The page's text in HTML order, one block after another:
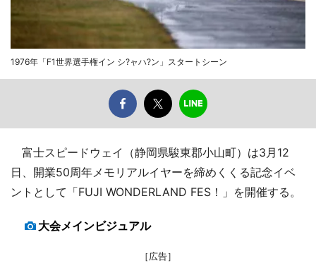
1976年「F1世界選手権イン シ?ャハ?ン」スタートシーン
富士スピードウェイ（静岡県駿東郡小山町）は3月12
日、開業50周年メモリアルイヤーを締めくくる記念イベ
ントとして「FUJI WONDERLAND FES！」を開催する。
大会メインビジュアル
［広告］